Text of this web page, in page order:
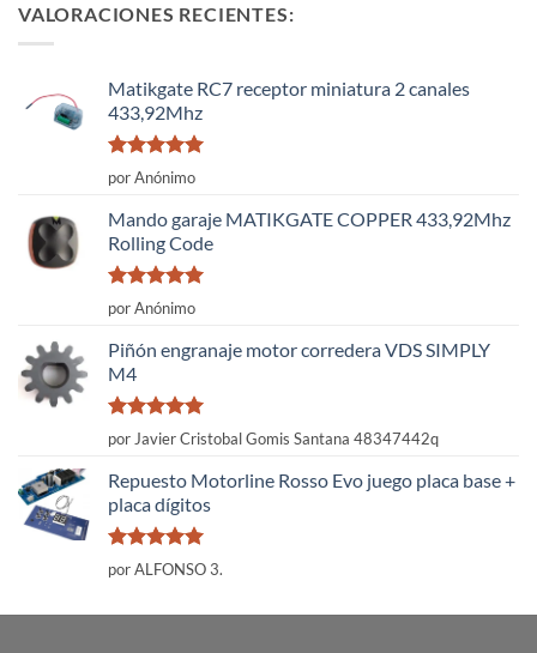
VALORACIONES RECIENTES:
Matikgate RC7 receptor miniatura 2 canales
433,92Mhz
Valorado
con
por Anónimo
Mando garaje MATIKGATE COPPER 433,92Mhz
Rolling Code
Valorado
con
por Anónimo
Piñón engranaje motor corredera VDS SIMPLY
M4
Valorado
con
por Javier Cristobal Gomis Santana 48347442q
Repuesto Motorline Rosso Evo juego placa base +
placa dígitos
Valorado
con
por ALFONSO 3.